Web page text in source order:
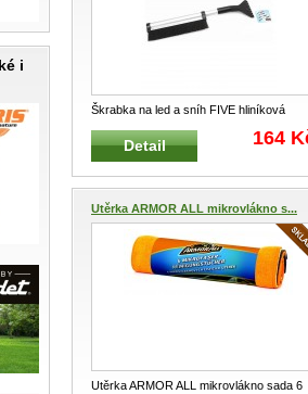
i
Škrabka na led a sníh FIVE hliníková
Zimní kombinovaná teleskop
Detail 164
Utěrka ARMOR ALL mikrovlákno s...
Utěrka ARMOR ALL mikrovlákno sada 6